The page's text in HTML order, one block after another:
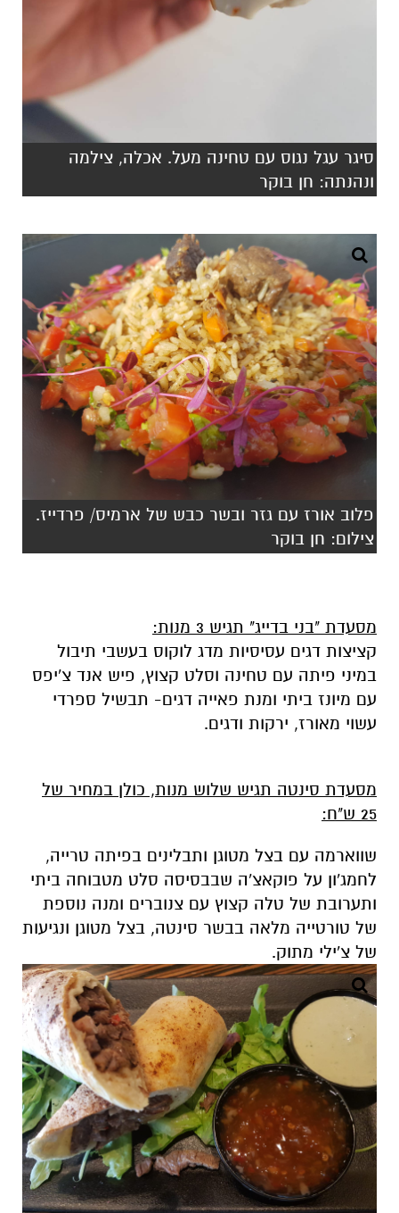
סיגר עגל נגוס עם טחינה מעל. אכלה, צילמה
ונהנתה: חן בוקר
פלוב אורז עם גזר ובשר כבש של ארמיס/ פרדייז.
צילום: חן בוקר
מסעדת "בני בדייג" תגיש 3 מנות:
קציצות דגים עסיסיות מדג לוקוס בעשבי תיבול
במיני פיתה עם טחינה וסלט קצוץ, פיש אנד צ'יפס
עם מיונז ביתי ומנת פאייה דגים- תבשיל ספרדי
עשוי מאורז, ירקות ודגים.
מסעדת סינטה תגיש שלוש מנות, כולן במחיר של
25 ש"ח:
שווארמה עם בצל מטוגן ותבלינים בפיתה טרייה,
לחמג'ון על פוקאצ'ה שבבסיסה סלט מטבוחה ביתי
ותערובת של טלה קצוץ עם צנוברים ומנה נוספת
של טורטייה מלאה בבשר סינטה, בצל מטוגן ונגיעות
של צ'ילי מתוק.